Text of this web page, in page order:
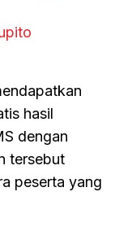
hasil
dengan
tersebut
peserta yang